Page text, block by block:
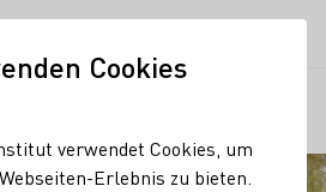
Cookies
verwendet Cookies, um
Erlebnis zu bieten.